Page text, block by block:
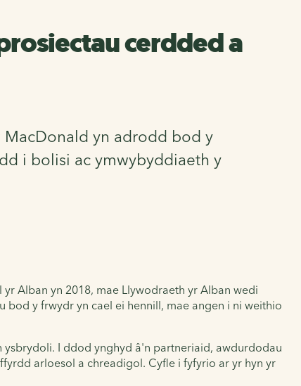
cerdded a
yn adrodd bod y
i bolisi ac ymwybyddiaeth y
Alban yn 2018, mae Llywodraeth yr Alban wedi
y frwydr yn cael ei hennill, mae angen i ni weithio
I ddod ynghyd â'n partneriaid, awdurdodau
arloesol a chreadigol. Cyfle i fyfyrio ar yr hyn yr